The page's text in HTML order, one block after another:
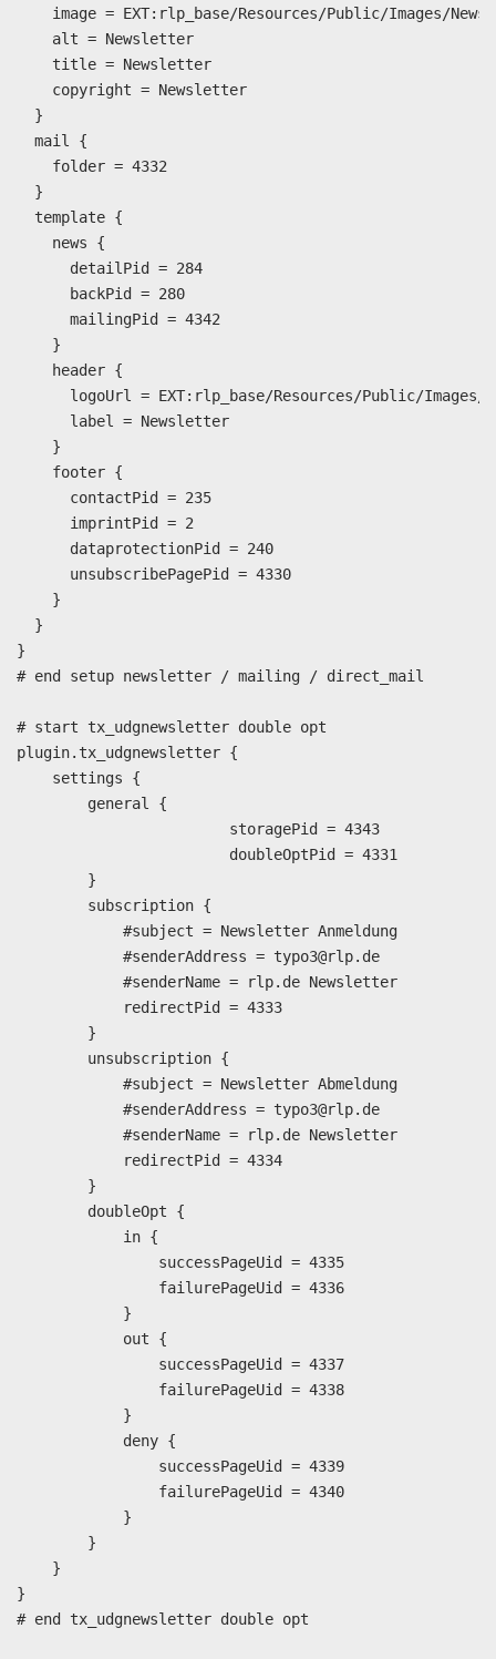
image = EXT:rlp_base/Resources/Public/Images/
    alt = Newsletter
    title = Newsletter
    copyright = Newsletter
  }
  mail {
    folder = 4332
  }
  template {
    news {
      detailPid = 284
      backPid = 280
      mailingPid = 4342
    }
    header {
logoUrl = EXT:rlp_base/Resources/Public/Images/
      label = Newsletter
    }
    footer {
      contactPid = 235
      imprintPid = 2
      dataprotectionPid = 240
      unsubscribePagePid = 4330
    }
  }
}
# end setup newsletter / mailing / direct_mail
# start tx_udgnewsletter double opt
plugin.tx_udgnewsletter {
    settings {
        general {
        }
        subscription {
            #subject = Newsletter Anmeldung
            #senderAddress = typo3@rlp.de
            #senderName = rlp.de Newsletter
            redirectPid = 4333
        }
        unsubscription {
            #subject = Newsletter Abmeldung
            #senderAddress = typo3@rlp.de
            #senderName = rlp.de Newsletter
            redirectPid = 4334
        }
        doubleOpt {
            in {
                successPageUid = 4335
                failurePageUid = 4336
            }
            out {
                successPageUid = 4337
                failurePageUid = 4338
            }
            deny {
                successPageUid = 4339
                failurePageUid = 4340
            }
        }
    }
}